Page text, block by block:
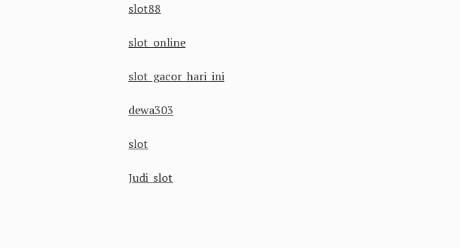
slot88
slot online
slot gacor hari ini
dewa303
slot
Judi slot